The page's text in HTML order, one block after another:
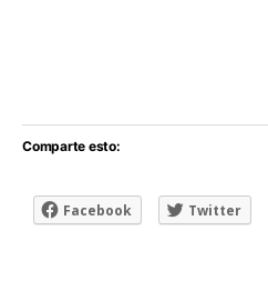
Comparte esto:
Facebook Twitter